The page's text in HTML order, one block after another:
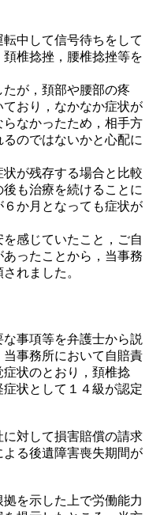
中して信号待ちをして
椎捻挫，腰椎捻挫等を
たが，頚部や腰部の疼
おり，なかなか症状が
なかったため，相手方
のではないかと心配に
が残存する場合と比較
も治療を続けることに
か月となっても症状が
感じていたこと，ご自
ったことから，当事務
れました。
事項等を弁護士から説
事務所において自賠責
状のとおり，頚椎捻
状として１４級が認定
対して損害賠償の請求
る後遺障害喪失期間が
を示した上で労働能力